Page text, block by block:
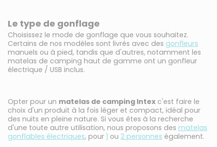
Le type de gonflage
Choisissez le mode de gonflage que vous souhaitez.
Certains de nos modèles sont livrés avec des gonfleurs
manuels ou à pied, tandis que d'autres, notamment les
matelas de camping haut de gamme ont un gonfleur
électrique / USB inclus.
Opter pour un matelas de camping Intex c'est faire le
choix d'un produit à la fois léger et compact, idéal pour
des nuits en pleine nature. Si vous êtes à la recherche
d'une toute autre utilisation, nous proposons des matelas
gonflables électriques, pour 1 ou 2 personnes également.